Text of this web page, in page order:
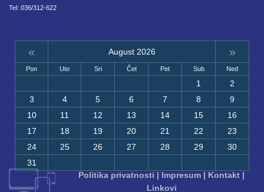
Tel: 036/312-622
« August 2026 »
Pon Uto Sri Čet Pet Sub Ned
1
2
3
4 5 6 7 8
9
10
11 12 13 14 15
16
17
18 19 20 21 22
23
24
25 26 27 28 29
30
31
Politika privatnosti | Impresum | Kontakt |
Linkovi